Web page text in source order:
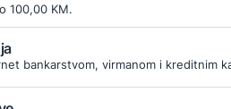
100,00 KM.
bankarstvom, virmanom i kreditnim